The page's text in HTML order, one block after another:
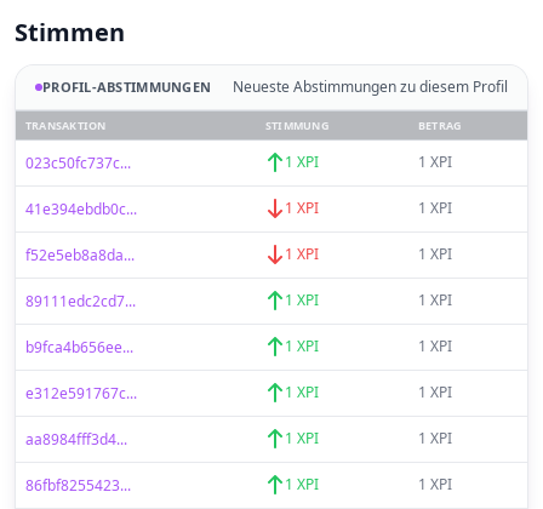
Stimmen
PROFIL-ABSTIMMUNGEN Neueste Abstimmungen zu diesem Profil
TRANSAKTION STIMMUNG BETRAG
023c50fc737c... 1 XPI 1 XPI
41e394ebdb0c... 1 XPI 1 XPI
f52e5eb8a8da... 1 XPI 1 XPI
89111edc2cd7... 1 XPI 1 XPI
b9fca4b656ee... 1 XPI 1 XPI
e312e591767c... 1 XPI 1 XPI
aa8984fff3d4... 1 XPI 1 XPI
86fbf8255423... 1 XPI 1 XPI